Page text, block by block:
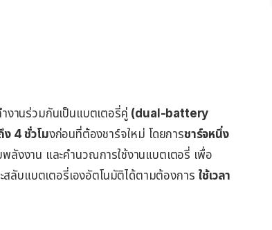
งานร่วมกันเป็นแบตเตอรี่คู่ (dual-battery
ง 4 ชั่วโมงก่อนที่ต้องชาร์จใหม่ โดยการชาร์จหนึ่ง
ลังงาน และคำนวณการใช้งานแบตเตอรี่ เพื่อ
สลับแบตเตอรี่เองอัตโนมัติได้ตามต้องการ ใช้เวลา